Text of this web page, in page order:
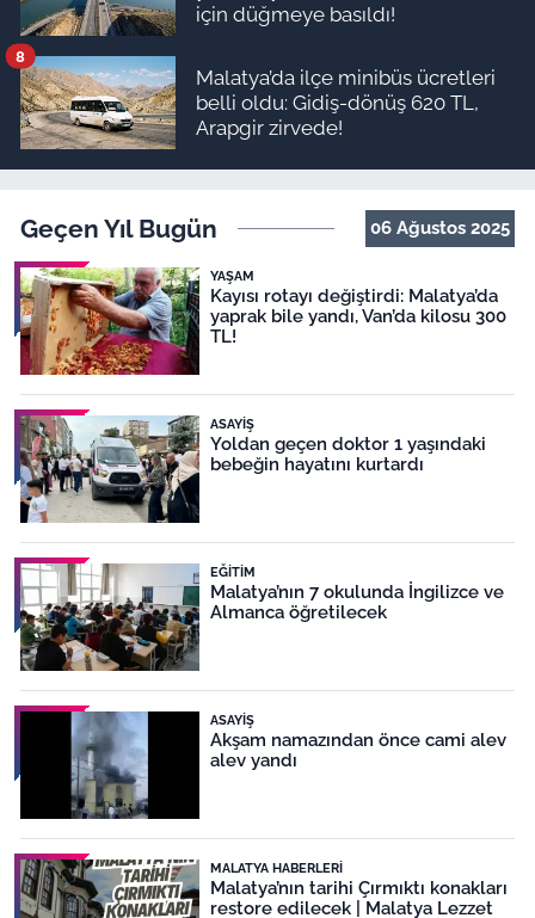
için düğmeye basıldı!
Malatya’da ilçe minibüs ücretleri
belli oldu: Gidiş-dönüş 620 TL,
Arapgir zirvede!
8
Geçen Yıl Bugün 06 Ağustos 2025
YAŞAM
Kayısı rotayı değiştirdi: Malatya’da
yaprak bile yandı, Van’da kilosu 300
TL!
ASAYIŞ
Yoldan geçen doktor 1 yaşındaki
bebeğin hayatını kurtardı
EĞITIM
Malatya’nın 7 okulunda İngilizce ve
Almanca öğretilecek
ASAYIŞ
Akşam namazından önce cami alev
alev yandı
MALATYA HABERLERI
Malatya’nın tarihi Çırmıktı konakları
restore edilecek | Malatya Lezzet